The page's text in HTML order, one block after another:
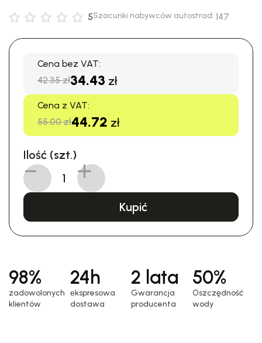
5Szacunki nabywców autostrad: 147
Cena bez VAT:
42.35 zł34.43 zł
Cena z VAT:
55.00 zł44.72 zł
Ilość (szt.)
Kupić
98%
zadowolonych
klientów
24h
еkspresowa
dostawa
2 lata
Gwarancja
producenta
50%
Oszczędność
wody